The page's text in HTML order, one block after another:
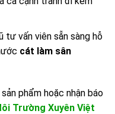
tư vấn viên sẵn sàng hỗ
cát làm sân
phẩm hoặc nhận báo
Trường Xuyên Việt